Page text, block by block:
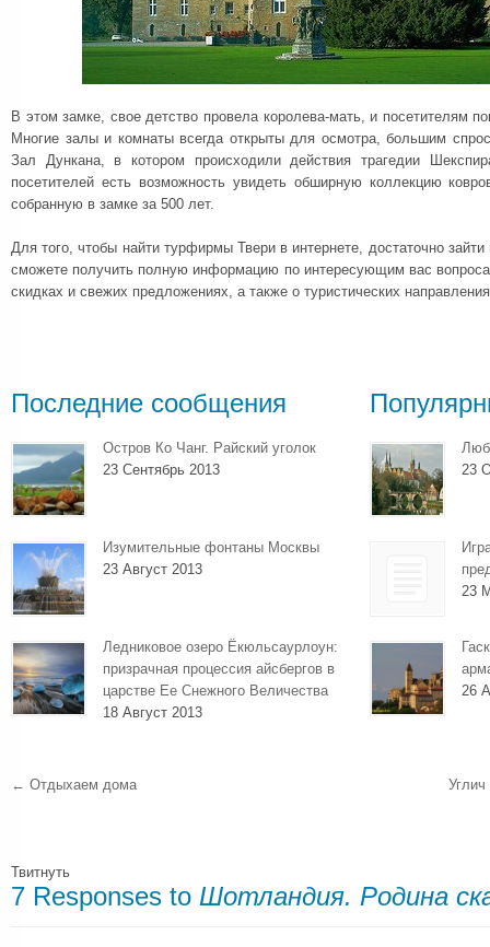
В этом замке, свое детство провела королева-мать, и посетителям
Многие залы и комнаты всегда открыты для осмотра, большим
Зал Дункана, в котором происходили действия трагедии
посетителей есть возможность увидеть обширную коллекцию
собранную в замке за 500 лет.
Для того, чтобы найти турфирмы Твери в интернете, достаточно
сможете получить полную информацию по интересующим вас
скидках и свежих предложениях, а также о туристических
Последние сообщения
Остров Ко Чанг. Райский уголок
23 Сентябрь 2013
Изумительные фонтаны Москвы
23 Август 2013
Ледниковое озеро Ёкюльсаурлоун:
призрачная процессия айсбергов в
царстве Ее Снежного Величества
18 Август 2013
23
23
26
← Отдыхаем дома
Твитнуть
7 Responses to Шотландия. Родина